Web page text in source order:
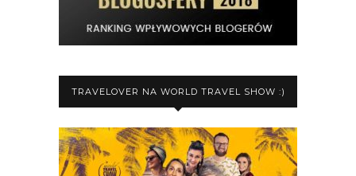
TRAVELOVER NA WORLD TRAVEL SHOW :)